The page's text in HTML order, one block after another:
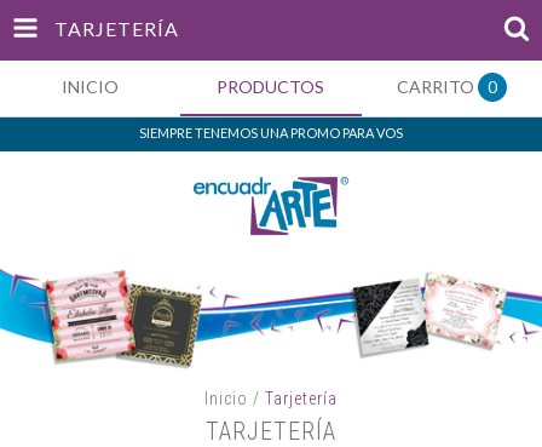
TARJETERÍA
INICIO PRODUCTOS CARRITO 0
SIEMPRE TENEMOS UNA PROMO PARA VOS
Inicio / Tarjetería
TARJETERÍA